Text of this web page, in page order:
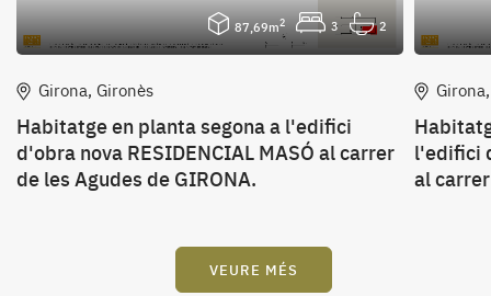
87,69m2 3 2
Girona, Gironès
Habitatge en planta segona a l'edifici
d'obra nova RESIDENCIAL MASÓ al carrer
de les Agudes de GIRONA.
l'edifici
al
VEURE MÉS